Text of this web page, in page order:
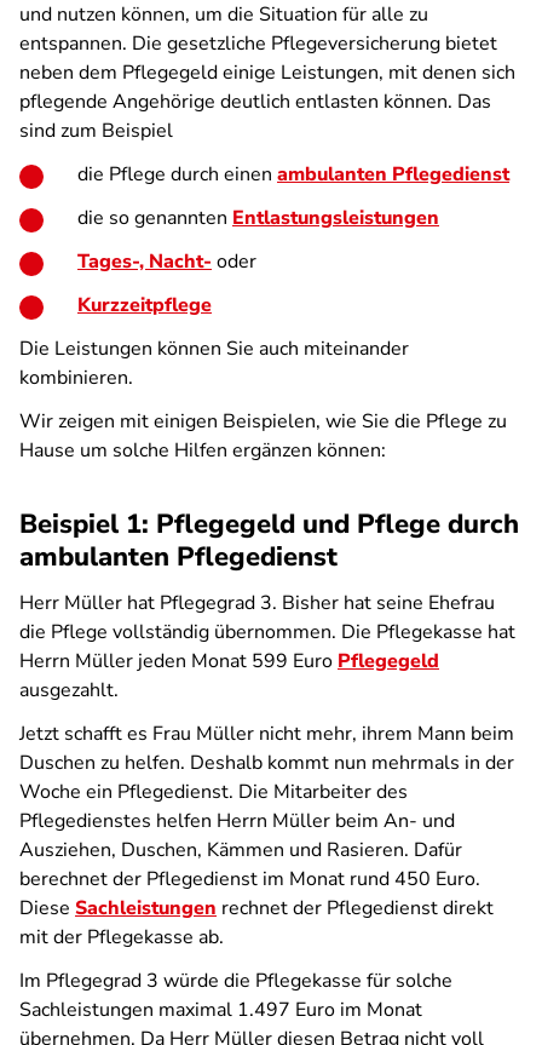
und nutzen können, um die Situation für alle zu
entspannen. Die gesetzliche Pflegeversicherung bietet
neben dem Pflegegeld einige Leistungen, mit denen sich
pflegende Angehörige deutlich entlasten können. Das
sind zum Beispiel
die Pflege durch einen ambulanten Pflegedienst
die so genannten Entlastungsleistungen
Tages-, Nacht- oder
Kurzzeitpflege
Die Leistungen können Sie auch miteinander
kombinieren.
Wir zeigen mit einigen Beispielen, wie Sie die Pflege zu
Hause um solche Hilfen ergänzen können:
Beispiel 1: Pflegegeld und Pflege durch
ambulanten Pflegedienst
Herr Müller hat Pflegegrad 3. Bisher hat seine Ehefrau
die Pflege vollständig übernommen. Die Pflegekasse hat
Herrn Müller jeden Monat 599 Euro Pflegegeld
ausgezahlt.
Jetzt schafft es Frau Müller nicht mehr, ihrem Mann beim
Duschen zu helfen. Deshalb kommt nun mehrmals in der
Woche ein Pflegedienst. Die Mitarbeiter des
Pflegedienstes helfen Herrn Müller beim An- und
Ausziehen, Duschen, Kämmen und Rasieren. Dafür
berechnet der Pflegedienst im Monat rund 450 Euro.
Diese Sachleistungen rechnet der Pflegedienst direkt
mit der Pflegekasse ab.
Im Pflegegrad 3 würde die Pflegekasse für solche
Sachleistungen maximal 1.497 Euro im Monat
übernehmen. Da Herr Müller diesen Betrag nicht voll